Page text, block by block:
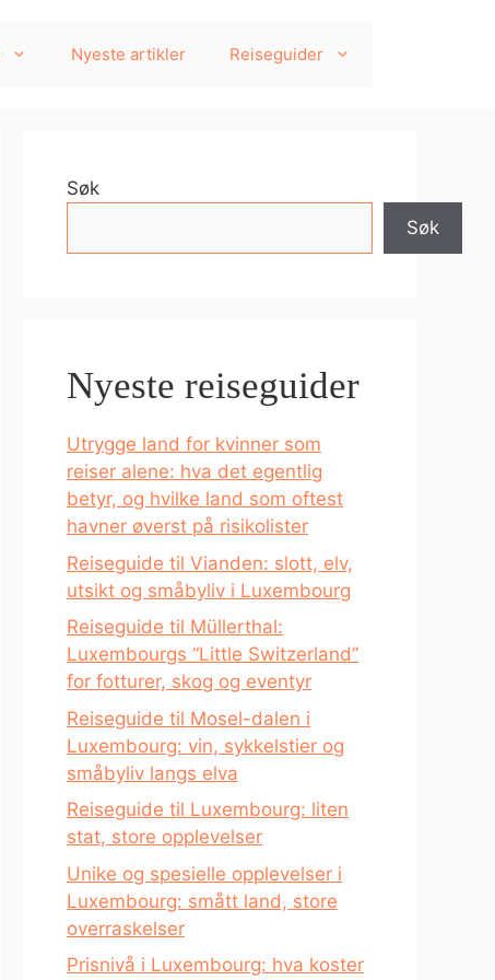
Nyeste artikler Reiseguider
Søk
Søk
Nyeste reiseguider
Utrygge land for kvinner som
reiser alene: hva det egentlig
betyr, og hvilke land som oftest
havner øverst på risikolister
Reiseguide til Vianden: slott, elv,
utsikt og småbyliv i Luxembourg
Reiseguide til Müllerthal:
Luxembourgs “Little Switzerland”
for fotturer, skog og eventyr
Reiseguide til Mosel-dalen i
Luxembourg: vin, sykkelstier og
småbyliv langs elva
Reiseguide til Luxembourg: liten
stat, store opplevelser
Unike og spesielle opplevelser i
Luxembourg: smått land, store
overraskelser
Prisnivå i Luxembourg: hva koster